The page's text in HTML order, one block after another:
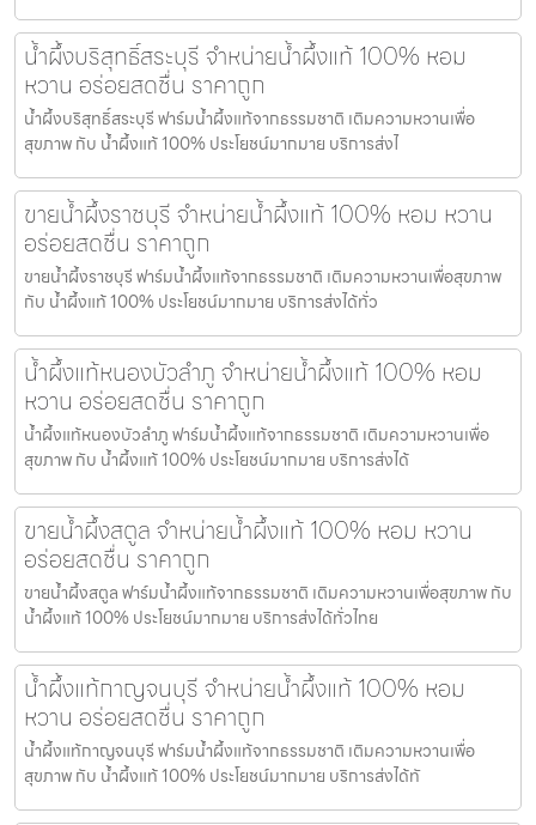
น้ำผึ้งบริสุทธิ์สระบุรี จำหน่ายน้ำผึ้งแท้ 100% หอม
หวาน อร่อยสดชื่น ราคาถูก
น้ำผึ้งบริสุทธิ์สระบุรี ฟาร์มน้ำผึ้งแท้จากธรรมชาติ เติมความหวานเพื่อ
สุขภาพ กับ น้ำผึ้งแท้ 100% ประโยชน์มากมาย บริการส่งไ
ขายน้ำผึ้งราชบุรี จำหน่ายน้ำผึ้งแท้ 100% หอม หวาน
อร่อยสดชื่น ราคาถูก
ขายน้ำผึ้งราชบุรี ฟาร์มน้ำผึ้งแท้จากธรรมชาติ เติมความหวานเพื่อสุขภาพ
กับ น้ำผึ้งแท้ 100% ประโยชน์มากมาย บริการส่งได้ทั่ว
น้ำผึ้งแท้หนองบัวลำภู จำหน่ายน้ำผึ้งแท้ 100% หอม
หวาน อร่อยสดชื่น ราคาถูก
น้ำผึ้งแท้หนองบัวลำภู ฟาร์มน้ำผึ้งแท้จากธรรมชาติ เติมความหวานเพื่อ
สุขภาพ กับ น้ำผึ้งแท้ 100% ประโยชน์มากมาย บริการส่งได้
ขายน้ำผึ้งสตูล จำหน่ายน้ำผึ้งแท้ 100% หอม หวาน
อร่อยสดชื่น ราคาถูก
ขายน้ำผึ้งสตูล ฟาร์มน้ำผึ้งแท้จากธรรมชาติ เติมความหวานเพื่อสุขภาพ กับ
น้ำผึ้งแท้ 100% ประโยชน์มากมาย บริการส่งได้ทั่วไทย
น้ำผึ้งแท้กาญจนบุรี จำหน่ายน้ำผึ้งแท้ 100% หอม
หวาน อร่อยสดชื่น ราคาถูก
น้ำผึ้งแท้กาญจนบุรี ฟาร์มน้ำผึ้งแท้จากธรรมชาติ เติมความหวานเพื่อ
สุขภาพ กับ น้ำผึ้งแท้ 100% ประโยชน์มากมาย บริการส่งได้ทั